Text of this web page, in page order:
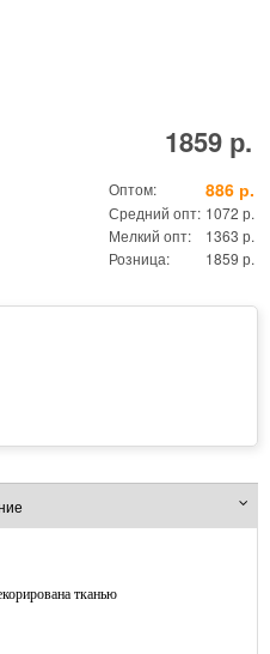
1859 р.
Оптом: 886 р.
Средний опт: 1072 р.
Мелкий опт:
1363 р.
Розница:
1859 р.
тканью